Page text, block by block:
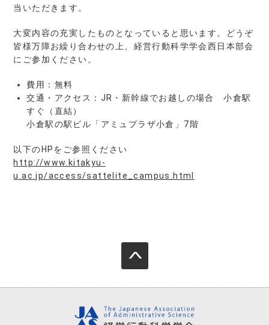
当いただきます。
大変内容の充実したものとなっていると思います。どうぞ
皆様万障お繰り合わせの上、経営行動科学学会西日本部会
にご参加ください。
費用：無料
交通・アクセス：JR・新幹線でお越しの場合 小倉駅
すぐ（直結）
小倉駅の駅ビル「アミュプラザ小倉」7階
以下のHPをご参照ください
http://www.kitakyu-
u.ac.jp/access/sattelite_campus.html